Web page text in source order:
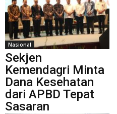
Nasional
Sekjen
Kemendagri Minta
Dana Kesehatan
dari APBD Tepat
Sasaran